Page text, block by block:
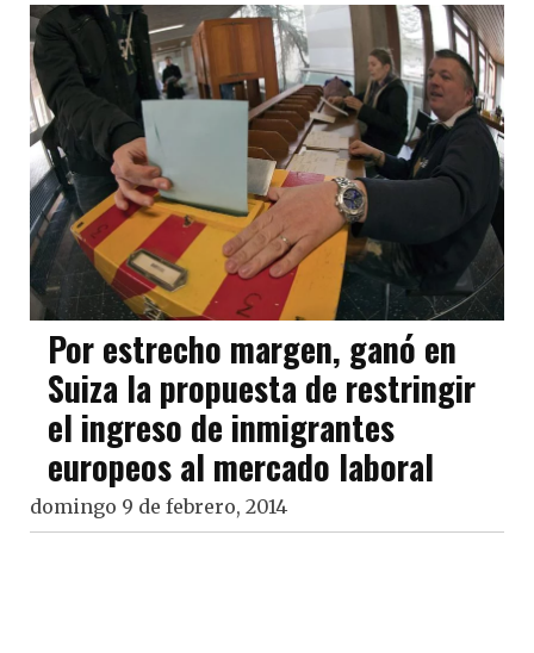
Por estrecho margen, ganó en
Suiza la propuesta de restringir
el ingreso de inmigrantes
europeos al mercado laboral
domingo 9 de febrero, 2014